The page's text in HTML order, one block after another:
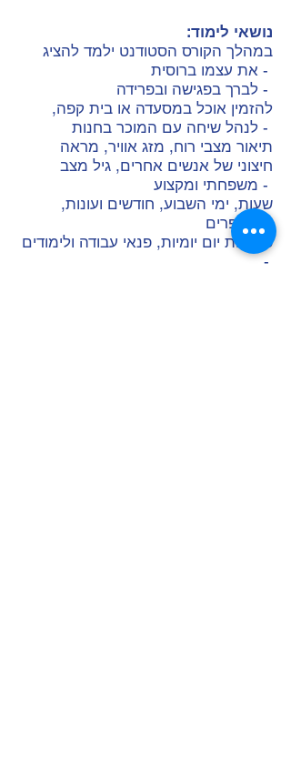
:נושאי לימוד
במהלך הקורס הסטודנט ילמד להציג
את עצמו ברוסית -
לברך בפגישה ובפרידה -
לנהל שיחה עם המוכר בחנות -
חיצוני של אנשים אחרים, גיל מצב
משפחתי ומקצוע -
מספרים -
פעיליות יום יומיות, פנאי עבודה ולימודים
-